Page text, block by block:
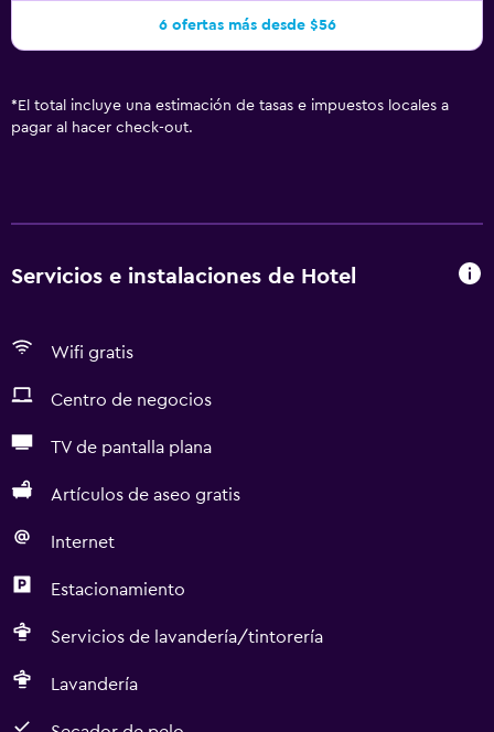
6 ofertas más desde $56
* El total incluye una estimación de tasas e impuestos locales a
pagar al hacer check-out.
Servicios e instalaciones de Hotel
Wifi gratis
Centro de negocios
TV de pantalla plana
Artículos de aseo gratis
Internet
Estacionamiento
Servicios de lavandería/tintorería
Lavandería